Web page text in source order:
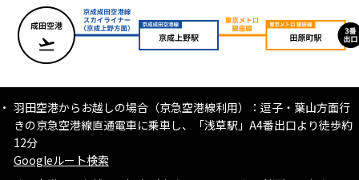
羽田空港からお越しの場合（京急空港線利用）：逗子・葉山方面行
きの京急空港線直通電車に乗車し、「浅草駅」A4番出口より徒歩約
12分
Googleルート検索